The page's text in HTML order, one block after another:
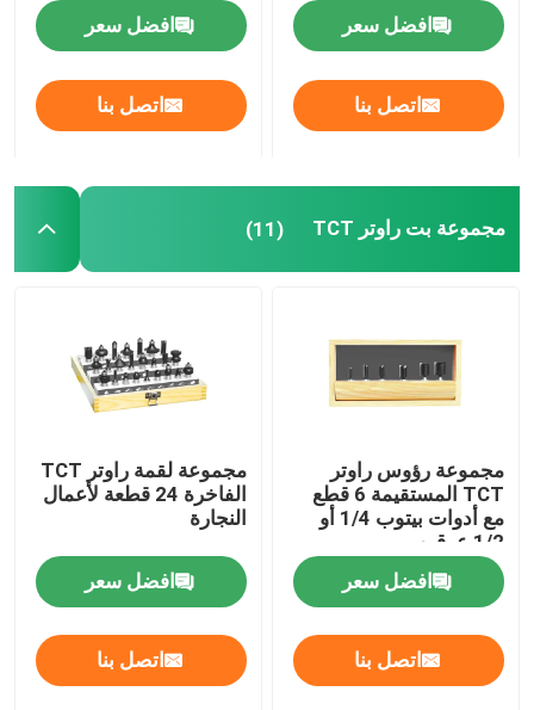
افضل سعر
اتصل بنا
افضل سعر
اتصل بنا
مجموعة بت راوتر TCT (11)
مجموعة رؤوس راوتر
TCT المستقيمة 6 قطع
مع أدوات بيتوب 1/4 أو
1/2 عرقوب
افضل سعر
اتصل بنا
مجموعة لقمة راوتر TCT
الفاخرة 24 قطعة لأعمال
النجارة
افضل سعر
اتصل بنا